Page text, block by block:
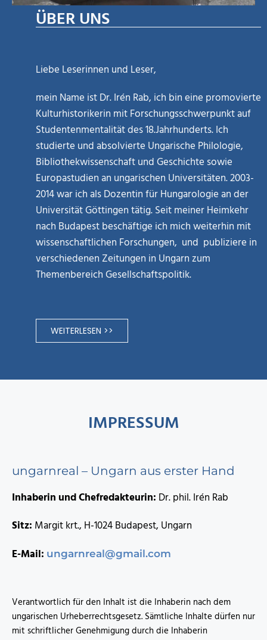
ÜBER UNS
Liebe Leserinnen und Leser,
mein Name ist Dr. Irén Rab, ich bin eine promovierte
Kulturhistorikerin mit Forschungsschwerpunkt auf
Studentenmentalität des 18.Jahrhunderts. Ich
studierte und absolvierte Ungarische Philologie,
Bibliothekwissenschaft und Geschichte sowie
Europastudien an ungarischen Universitäten. 2003-
2014 war ich als Dozentin für Hungarologie an der
Universität Göttingen tätig. Seit meiner Heimkehr
nach Budapest beschäftige ich mich weiterhin mit
wissenschaftlichen Forschungen, und publiziere in
verschiedenen Zeitungen in Ungarn zum
Themenbereich Gesellschaftspolitik.
WEITERLESEN >>
IMPRESSUM
ungarnreal – Ungarn aus erster Hand
Inhaberin und Chefredakteurin: Dr. phil. Irén Rab
Sitz: Margit krt., H-1024 Budapest, Ungarn
E-Mail: ungarnreal@gmail.com
Verantwortlich für den Inhalt ist die Inhaberin nach dem
ungarischen Urheberrechtsgesetz. Sämtliche Inhalte dürfen nur
mit schriftlicher Genehmigung durch die Inhaberin